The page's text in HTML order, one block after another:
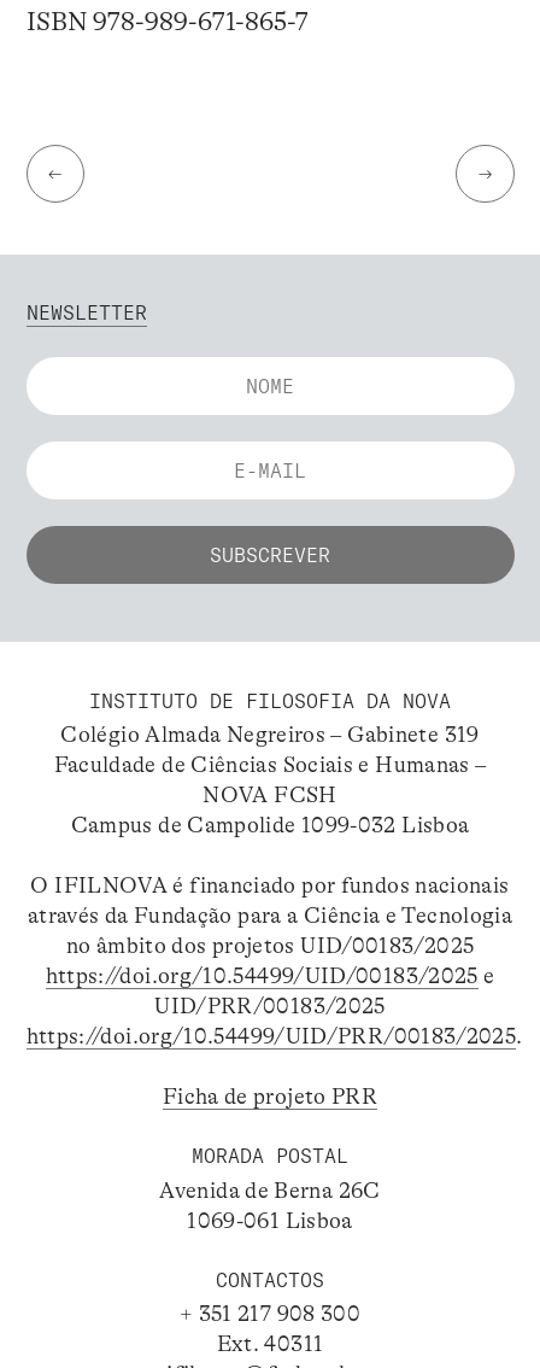
ISBN 978-989-671-865-7
← →
NEWSLETTER
INSTITUTO DE FILOSOFIA DA NOVA
Colégio Almada Negreiros – Gabinete 319
Faculdade de Ciências Sociais e Humanas –
NOVA FCSH
Campus de Campolide 1099-032 Lisboa
O IFILNOVA é financiado por fundos nacionais
através da Fundação para a Ciência e Tecnologia
no âmbito dos projetos UID/00183/2025
https://doi.org/10.54499/UID/00183/2025 e
UID/PRR/00183/2025
https://doi.org/10.54499/UID/PRR/00183/2025.
Ficha de projeto PRR
MORADA POSTAL
Avenida de Berna 26C
1069-061 Lisboa
CONTACTOS
+ 351 217 908 300
Ext. 40311